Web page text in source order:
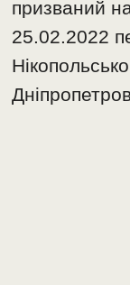
призваний
25.02.2022